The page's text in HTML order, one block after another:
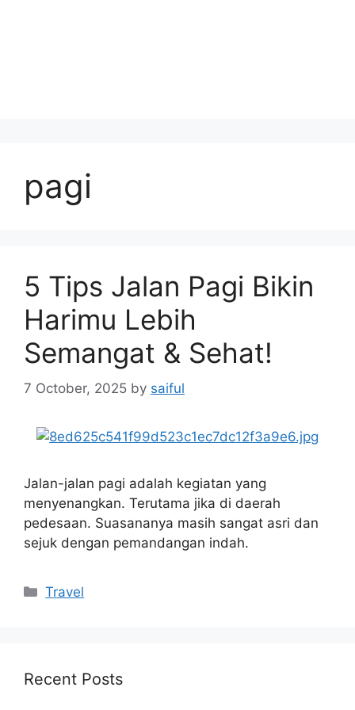
pagi
5 Tips Jalan Pagi Bikin
Harimu Lebih
Semangat & Sehat!
7 October, 2025 by saiful
Jalan-jalan pagi adalah kegiatan yang
menyenangkan. Terutama jika di daerah
pedesaan. Suasananya masih sangat asri dan
sejuk dengan pemandangan indah.
Categories
Travel
Recent Posts